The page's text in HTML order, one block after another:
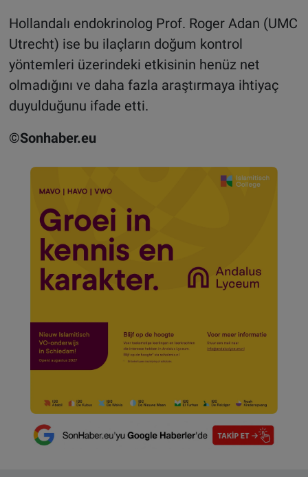
Hollandalı endokrinolog Prof. Roger Adan (UMC
Utrecht) ise bu ilaçların doğum kontrol
yöntemleri üzerindeki etkisinin henüz net
olmadığını ve daha fazla araştırmaya ihtiyaç
duyulduğunu ifade etti.
©Sonhaber.eu